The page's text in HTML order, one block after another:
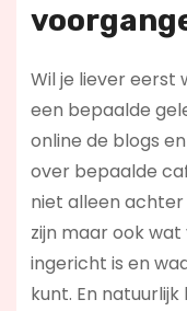
Wil je liever eerst
een bepaalde
online de blogs
over bepaalde
niet alleen
zijn maar ook
ingericht is en
kunt. En